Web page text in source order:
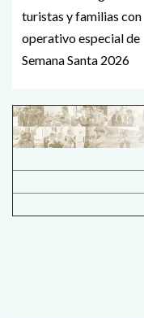
turistas y familias con
operativo especial de
Semana Santa 2026